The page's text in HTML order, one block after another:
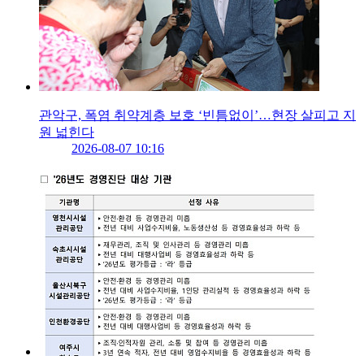
관악구, 폭염 취약계층 보호 ‘빈틈없이’…현장 살피고 지
원 넓힌다
2026-08-07 10:16